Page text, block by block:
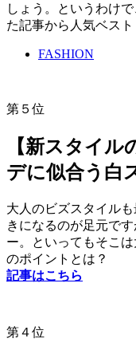
しょう。というわけ
た記事から人気ベス
FASHION
第５位
【新スタイル
デに似合う白
大人のビズスタイル
きになるのが足元で
ー。といってもそこ
のポイントとは？
記事はこちら
第４位